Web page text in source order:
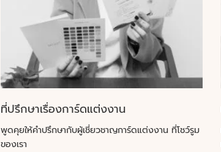
ที่ปรึกษาเรื่องการ์ดแต่งงาน
พูดคุยให้คำปรึกษากับผู้เชี่ยวชาญการ์ดแต่งงาน ที่โชว์รูม
ของเรา